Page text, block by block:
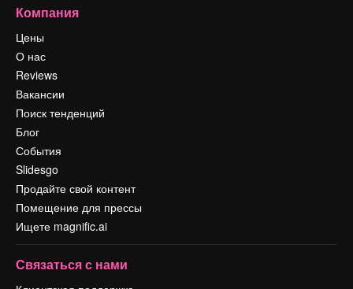
Компания
Цены
О нас
Reviews
Вакансии
Поиск тенденций
Блог
События
Slidesgo
Продайте свой контент
Помещение для прессы
Ищете magnific.ai
Связаться с нами